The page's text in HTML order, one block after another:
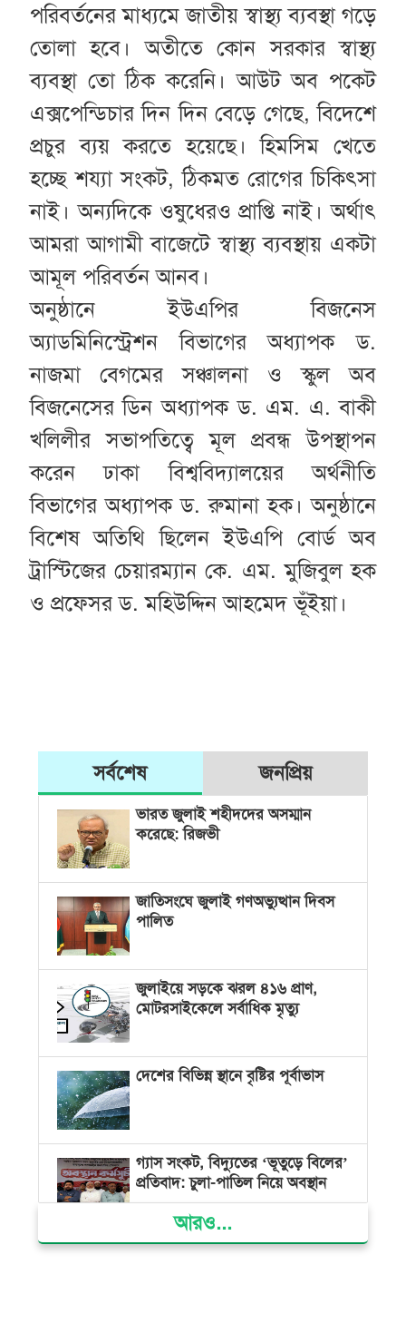
পরিবর্তনের মাধ্যমে জাতীয় স্বাস্থ্য ব্যবস্থা গড়ে
তোলা হবে। অতীতে কোন সরকার স্বাস্থ্য
ব্যবস্থা তো ঠিক করেনি। আউট অব পকেট
এক্সপেন্ডিচার দিন দিন বেড়ে গেছে, বিদেশে
প্রচুর ব্যয় করতে হয়েছে। হিমসিম খেতে
হচ্ছে শয্যা সংকট, ঠিকমত রোগের চিকিৎসা
নাই। অন্যদিকে ওষুধেরও প্রাপ্তি নাই। অর্থাৎ
আমরা আগামী বাজেটে স্বাস্থ্য ব্যবস্থায় একটা
আমূল পরিবর্তন আনব।
অনুষ্ঠানে ইউএপির বিজনেস
অ্যাডমিনিস্ট্রেশন বিভাগের অধ্যাপক ড.
নাজমা বেগমের সঞ্চালনা ও স্কুল অব
বিজনেসের ডিন অধ্যাপক ড. এম. এ. বাকী
খলিলীর সভাপতিত্বে মূল প্রবন্ধ উপস্থাপন
করেন ঢাকা বিশ্ববিদ্যালয়ের অর্থনীতি
বিভাগের অধ্যাপক ড. রুমানা হক। অনুষ্ঠানে
বিশেষ অতিথি ছিলেন ইউএপি বোর্ড অব
ট্রাস্টিজের চেয়ারম্যান কে. এম. মুজিবুল হক
ও প্রফেসর ড. মহিউদ্দিন আহমেদ ভূঁইয়া।
সর্বশেষ জনপ্রিয়
ভারত জুলাই শহীদদের অসম্মান
করেছে: রিজভী
জাতিসংঘে জুলাই গণঅভ্যুত্থান দিবস
পালিত
জুলাইয়ে সড়কে ঝরল ৪১৬ প্রাণ,
মোটরসাইকেলে সর্বাধিক মৃত্যু
দেশের বিভিন্ন স্থানে বৃষ্টির পূর্বাভাস
গ্যাস সংকট, বিদ্যুতের ‘ভূতুড়ে বিলের’
প্রতিবাদ: চুলা-পাতিল নিয়ে অবস্থান
ক্ষমতার কেন্দ্র গণভবন থেকে রক্তাক্ত
আরও...